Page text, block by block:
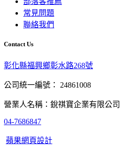
常見問題
聯絡我們
Contact Us
彰化縣福興鄉彰水路268號
公司統一編號： 24861008
營業人名稱：銳祺寶企業有限公司
04-7686847
蘋果網頁設計